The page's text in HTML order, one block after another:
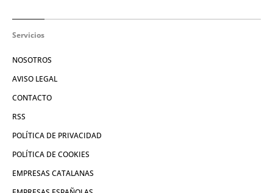
Servicios
NOSOTROS
AVISO LEGAL
CONTACTO
RSS
POLÍTICA DE PRIVACIDAD
POLÍTICA DE COOKIES
EMPRESAS CATALANAS